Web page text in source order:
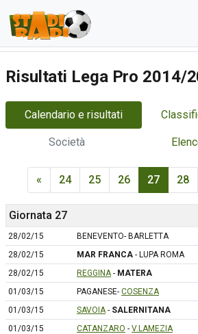
Risultati Lega Pro 2014/
Calendario e risultati
Società
« 24 25 26 27 28
Giornata 27
28/02/15 BENEVENTO- BARLETTA
28/02/15
MAR FRANCA - LUPA ROMA
28/02/15
REGGINA- MATERA
01/03/15
PAGANESE- COSENZA
01/03/15
SAVOIA- SALERNITANA
01/03/15
CATANZARO - V.LAMEZIA